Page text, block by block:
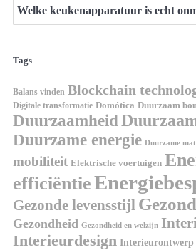
Welke keukenapparatuur is echt
Tags
Balans vinden Blockchain
Digitale transformatie Domótica Duurzaam
Duurzaamheid
Duurzame energie Duurzame
mobiliteit Elektrische voertuigen
efficiëntie
Gezonde levensstijl
Gezondheid Gezondheid en welzijn
Interieurdesign Interieurontwerp